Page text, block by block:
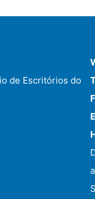
de Escritórios do